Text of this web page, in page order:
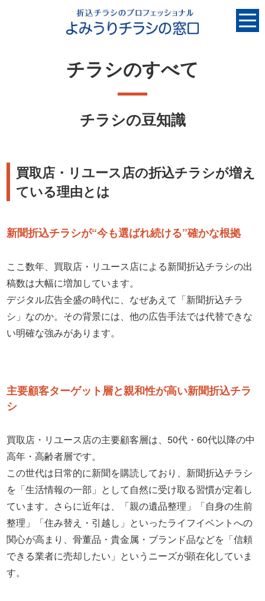
チラシのすべて
チラシの豆知識
買取店・リユース店の折込チラシが増え
ている理由とは
新聞折込チラシが“今も選ばれ続ける”確かな根拠
ここ数年、買取店・リユース店による新聞折込チラシの出
稿数は大幅に増加しています。
デジタル広告全盛の時代に、なぜあえて「新聞折込チラ
シ」なのか。その背景には、他の広告手法では代替できな
い明確な強みがあります。
主要顧客ターゲット層と親和性が高い新聞折込チラ
シ
買取店・リユース店の主要顧客層は、50代・60代以降の中
高年・高齢者層です。
この世代は日常的に新聞を購読しており、新聞折込チラシ
を「生活情報の一部」として自然に受け取る習慣が定着し
ています。さらに近年は、「親の遺品整理」「自身の生前
整理」「住み替え・引越し」といったライフイベントへの
関心が高まり、骨董品・貴金属・ブランド品などを「信頼
できる業者に売却したい」というニーズが顕在化していま
す。